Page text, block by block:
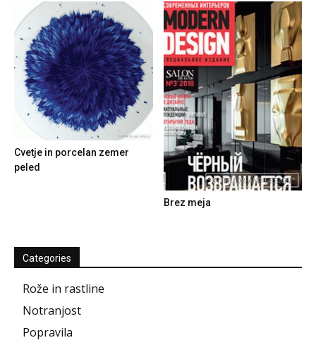
Cvetje in porcelan zemer
peled
Brez meja
Categories
Rože in rastline
Notranjost
Popravila